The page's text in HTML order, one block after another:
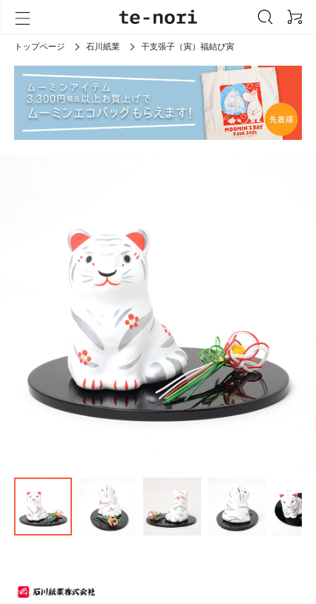
トップページ 石川紙業 干支張子（寅）福結び寅